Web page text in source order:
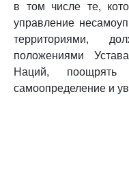
в том числе те,
управление
территориями,
положениями
Наций, поощрять
самоопределение и